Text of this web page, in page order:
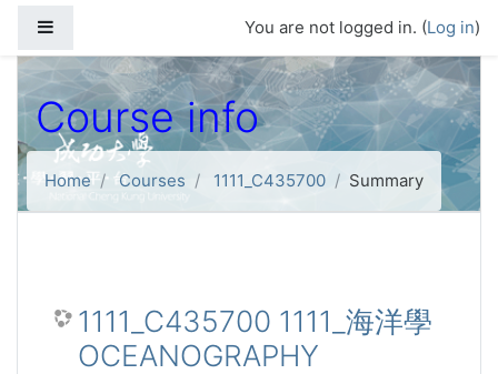
You are not logged in. (Log in)
Course info
Home Courses 1111_C435700 Summary
1111_C435700 1111_海洋學
OCEANOGRAPHY